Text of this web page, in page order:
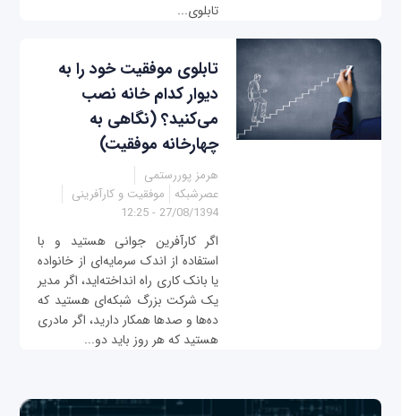
تابلوی...
تابلوی موفقیت خود را به
دیوار کدام خانه نصب
می‌کنید؟ (نگاهی به
چهارخانه موفقیت)
هرمز پوررستمی
عصرشبکه
موفقیت و کارآفرینی
27/08/1394 - 12:25
اگر کارآفرین جوانی هستید و با
استفاده از اندک سرمایه‌ای از خانواده
یا بانک کاری راه انداخته‌اید، اگر مدیر
یک شرکت بزرگ شبکه‌ای هستید که
ده‌ها و صدها همکار دارید، اگر مادری
هستید که هر روز باید دو...